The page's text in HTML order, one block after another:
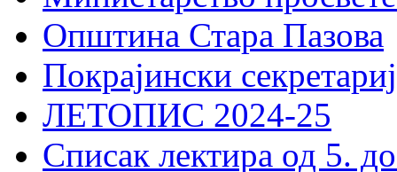
Општина Стара Пазова
Покрајински
ЛЕТОПИС 2024-25
Списак лектира од 5.